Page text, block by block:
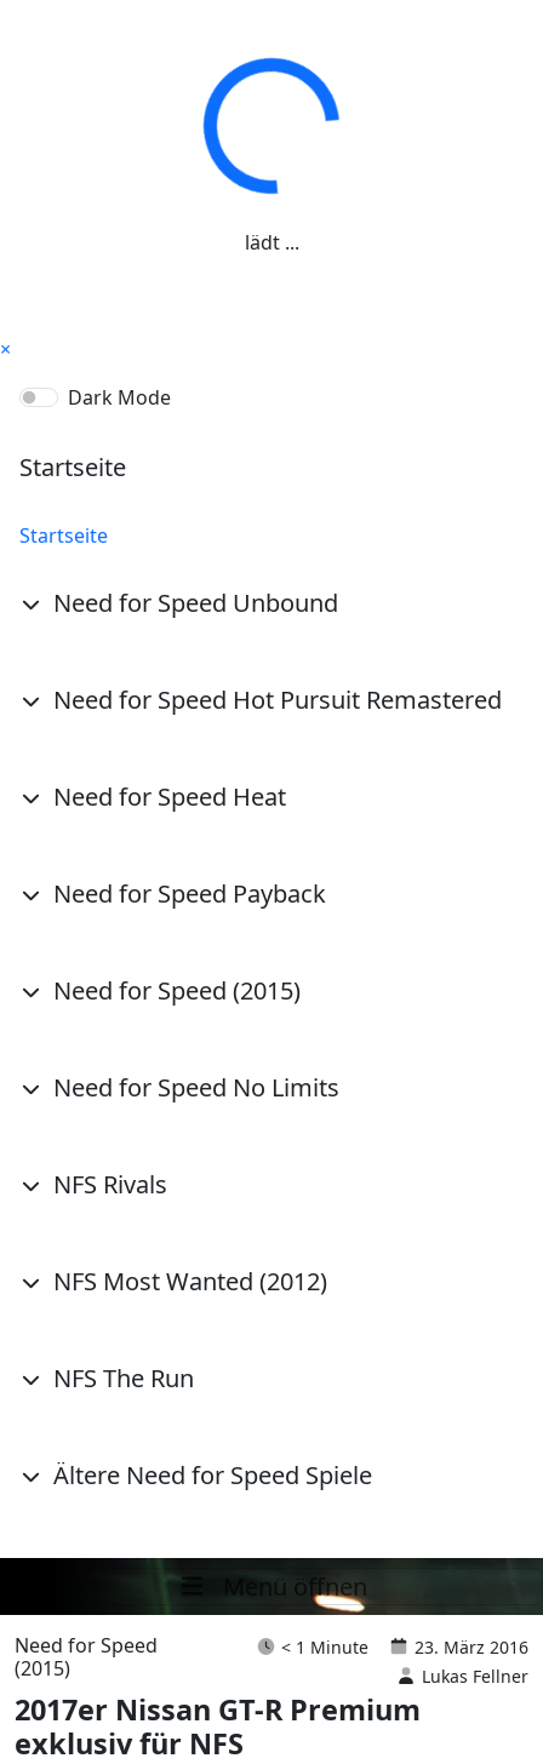
lädt ...
×
Dark Mode
Startseite
Startseite
Need for Speed Unbound
Need for Speed Hot Pursuit Remastered
Need for Speed Heat
Need for Speed Payback
Need for Speed (2015)
Need for Speed No Limits
NFS Rivals
NFS Most Wanted (2012)
NFS The Run
Ältere Need for Speed Spiele
Menü öffnen
Need for Speed
(2015)
< 1 Minute
23. März 2016
Lukas Fellner
2017er Nissan GT-R Premium
exklusiv für NFS